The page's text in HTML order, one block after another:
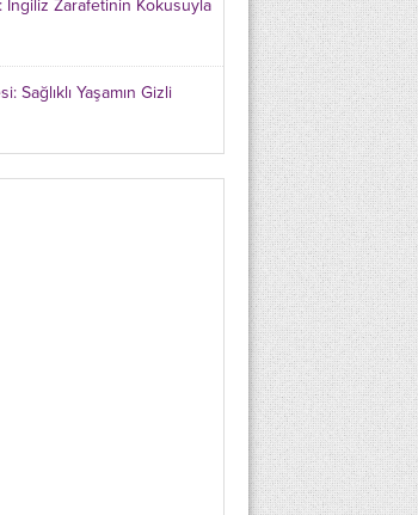
İngiliz Zarafetinin Kokusuyla
Sağlıklı Yaşamın Gizli